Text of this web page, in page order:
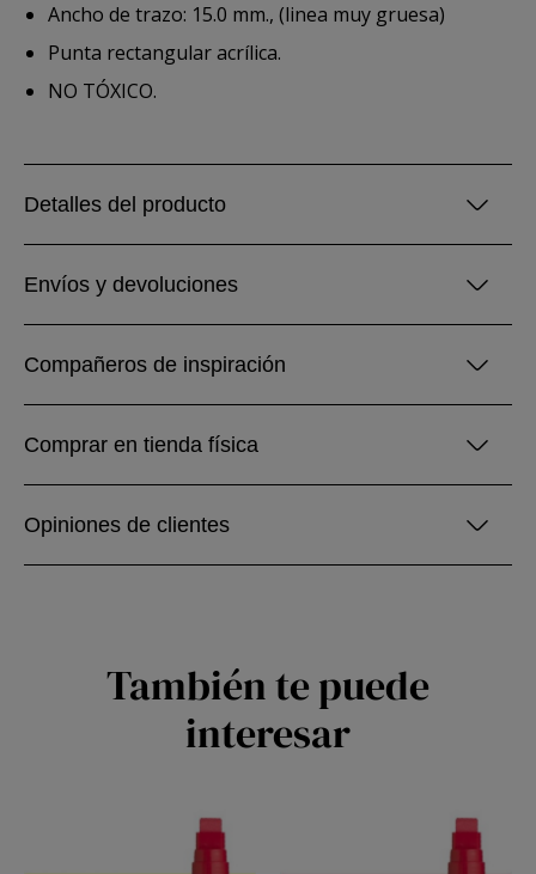
Ancho de trazo: 15.0 mm., (linea muy gruesa)
Punta rectangular acrílica.
NO TÓXICO.
Detalles del producto
Envíos y devoluciones
Compañeros de inspiración
Comprar en tienda física
Opiniones de clientes
También te puede
interesar